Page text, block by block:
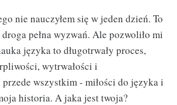
nie nauczyłem się w jeden dzień. To
droga pełna wyzwań. Ale pozwoliło mi
języka to długotrwały proces,
wytrwałości i
wszystkim - miłości do języka i
historia. A jaka jest twoja?